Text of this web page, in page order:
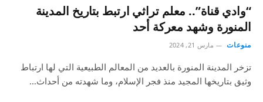
“وادي قناة”.. معلم تراثي ارتبط بتاريخ المدينة
المنورة وشهد معركة أحد
منوعات مارس 21, 2024
تزخر المدينة المنورة بالعديد من المعالم الطبيعية التي لها ارتباط
وثيق بتاريخها المجيد منذ فجر الإسلام، وما شهدته من أحداث…